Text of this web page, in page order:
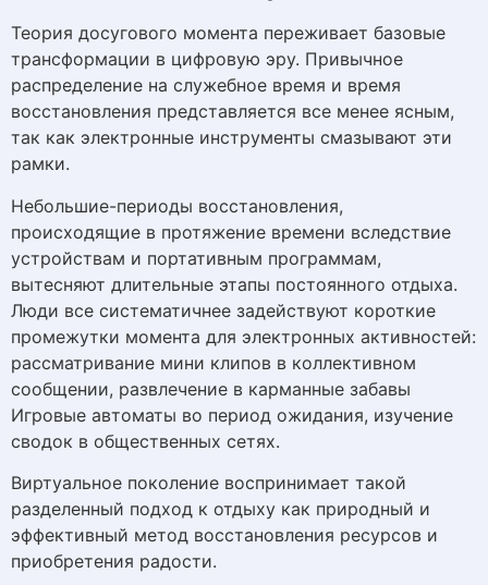
Теория досугового момента переживает базовые
трансформации в цифровую эру. Привычное
распределение на служебное время и время
восстановления представляется все менее ясным,
так как электронные инструменты смазывают эти
рамки.
Небольшие-периоды восстановления,
происходящие в протяжение времени вследствие
устройствам и портативным программам,
вытесняют длительные этапы постоянного отдыха.
Люди все систематичнее задействуют короткие
промежутки момента для электронных активностей:
рассматривание мини клипов в коллективном
сообщении, развлечение в карманные забавы
Игровые автоматы во период ожидания, изучение
сводок в общественных сетях.
Виртуальное поколение воспринимает такой
разделенный подход к отдыху как природный и
эффективный метод восстановления ресурсов и
приобретения радости.